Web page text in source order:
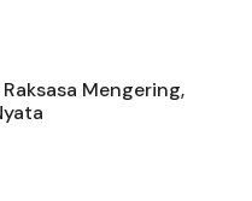
Mengering,